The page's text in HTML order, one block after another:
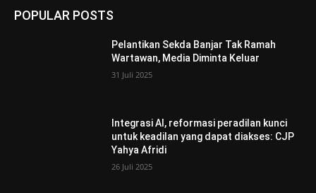
POPULAR POSTS
Pelantikan Sekda Banjar Tak Ramah
Wartawan, Media Diminta Keluar
31 Juli 2025
Integrasi AI, reformasi peradilan kunci
untuk keadilan yang dapat diakses: CJP
Yahya Afridi
26 Juli 2025